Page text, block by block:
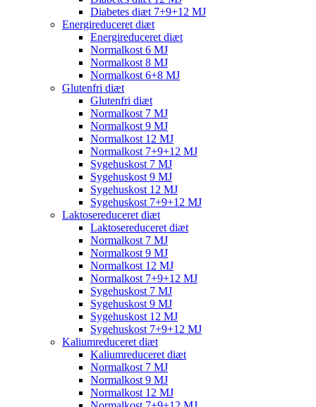
Diabetes diæt 7+9+12 MJ
Energireduceret diæt
Energireduceret diæt
Normalkost 6 MJ
Normalkost 8 MJ
Normalkost 6+8 MJ
Glutenfri diæt
Glutenfri diæt
Normalkost 7 MJ
Normalkost 9 MJ
Normalkost 12 MJ
Normalkost 7+9+12 MJ
Sygehuskost 7 MJ
Sygehuskost 9 MJ
Sygehuskost 12 MJ
Sygehuskost 7+9+12 MJ
Laktosereduceret diæt
Laktosereduceret diæt
Normalkost 7 MJ
Normalkost 9 MJ
Normalkost 12 MJ
Normalkost 7+9+12 MJ
Sygehuskost 7 MJ
Sygehuskost 9 MJ
Sygehuskost 12 MJ
Sygehuskost 7+9+12 MJ
Kaliumreduceret diæt
Kaliumreduceret diæt
Normalkost 7 MJ
Normalkost 9 MJ
Normalkost 12 MJ